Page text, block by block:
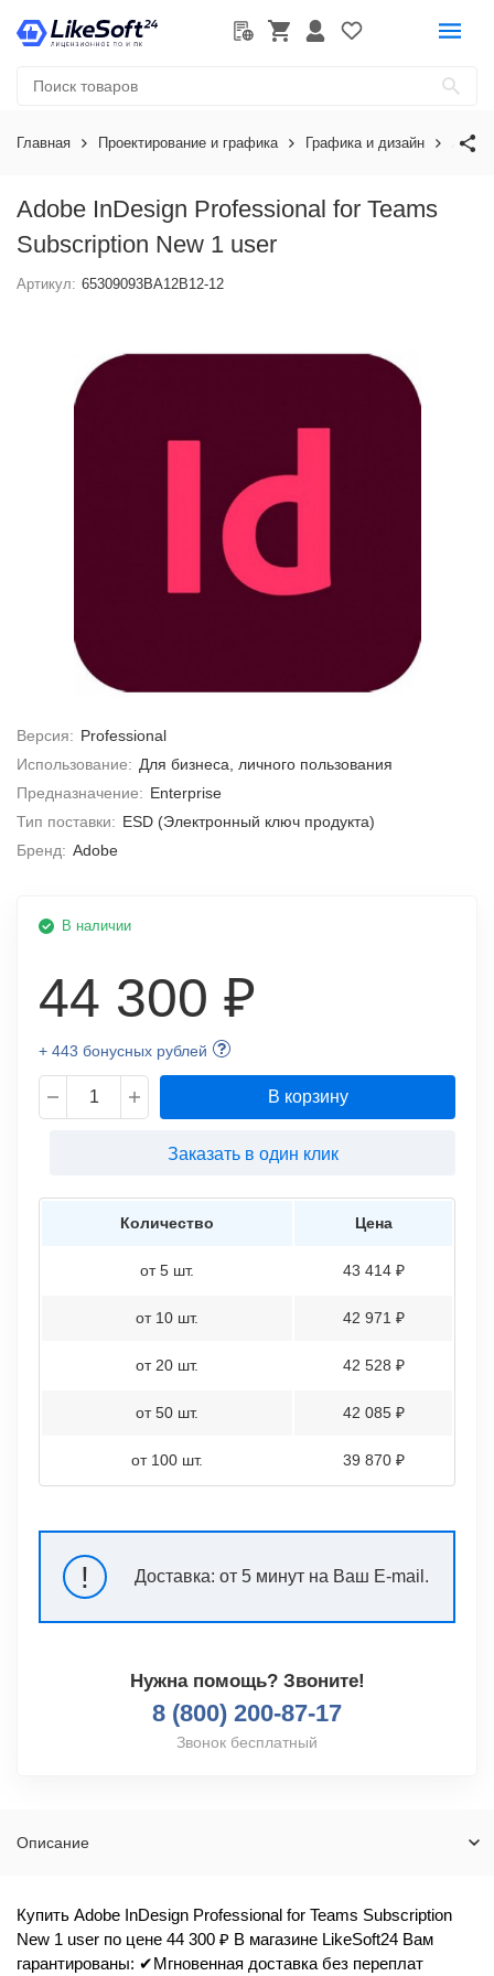
Главная Проектирование и графика Графика и дизайн
Adobe InDesign Professional for Teams
Subscription New 1 user
Артикул: 65309093BA12B12-12
Версия: Professional
Использование: Для бизнеса, личного пользования
Предназначение: Enterprise
Тип поставки: ESD (Электронный ключ продукта)
Бренд: Adobe
В наличии
44 300 ₽
+ 443 бонусных рублей
В корзину
Заказать в один клик
Количество Цена
от 5 шт. 43 414 ₽
от 10 шт. 42 971 ₽
от 20 шт. 42 528 ₽
от 50 шт. 42 085 ₽
от 100 шт. 39 870 ₽
! Доставка: от 5 минут на Ваш E-mail.
Нужна помощь? Звоните!
8 (800) 200-87-17
Звонок бесплатный
Описание
Купить Adobe InDesign Professional for Teams Subscription
New 1 user по цене 44 300 ₽ В магазине LikeSoft24 Вам
гарантированы: ✔Мгновенная доставка без переплат